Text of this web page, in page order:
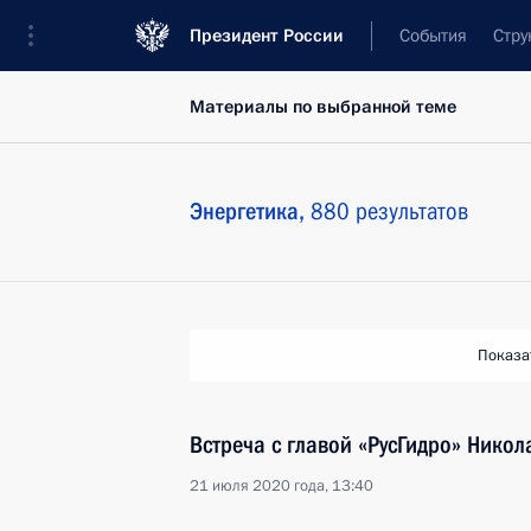
Президент России События
Материалы по выбранной теме
Энергетика, 880 результатов
Встреча с главой «РусГидро»
21 июля 2020 года, 13:40